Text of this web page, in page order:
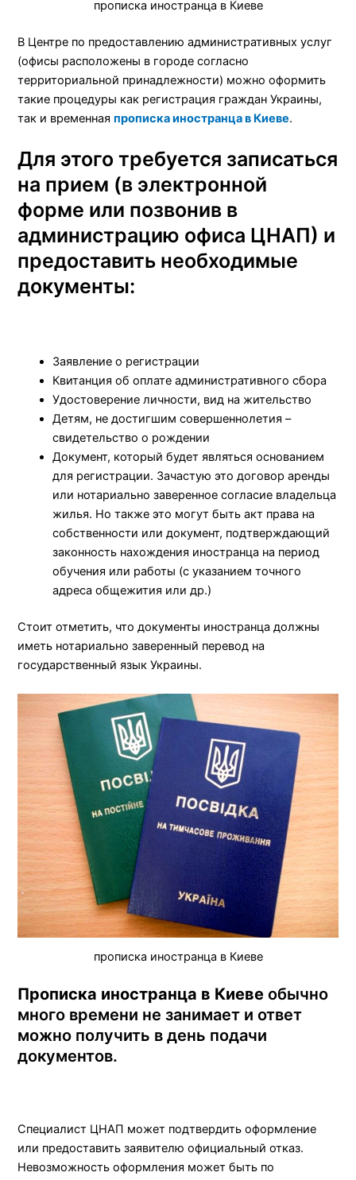
прописка иностранца в Киеве
В Центре по предоставлению административных услуг
(офисы расположены в городе согласно
территориальной принадлежности) можно оформить
такие процедуры как регистрация граждан Украины,
так и временнаяпрописка иностранца в Киеве.
Для этого требуется записаться
на прием (в электронной
форме или позвонив в
администрацию офиса ЦНАП) и
предоставить необходимые
документы:
Заявление о регистрации
Квитанция об оплате административного сбора
Удостоверение личности, вид на жительство
Детям, не достигшим совершеннолетия –
свидетельство о рождении
Документ, который будет являться основанием
для регистрации. Зачастую это договор аренды
или нотариально заверенное согласие владельца
жилья. Но также это могут быть акт права на
собственности или документ, подтверждающий
законность нахождения иностранца на период
обучения или работы (с указанием точного
адреса общежития или др.)
Стоит отметить, что документы иностранца должны
иметь нотариально заверенный перевод на
государственный язык Украины.
прописка иностранца в Киеве
Прописка иностранца в Киеве обычно
много времени не занимает и ответ
можно получить в день подачи
документов.
Специалист ЦНАП может подтвердить оформление
или предоставить заявителю официальный отказ.
Невозможность оформления может быть по